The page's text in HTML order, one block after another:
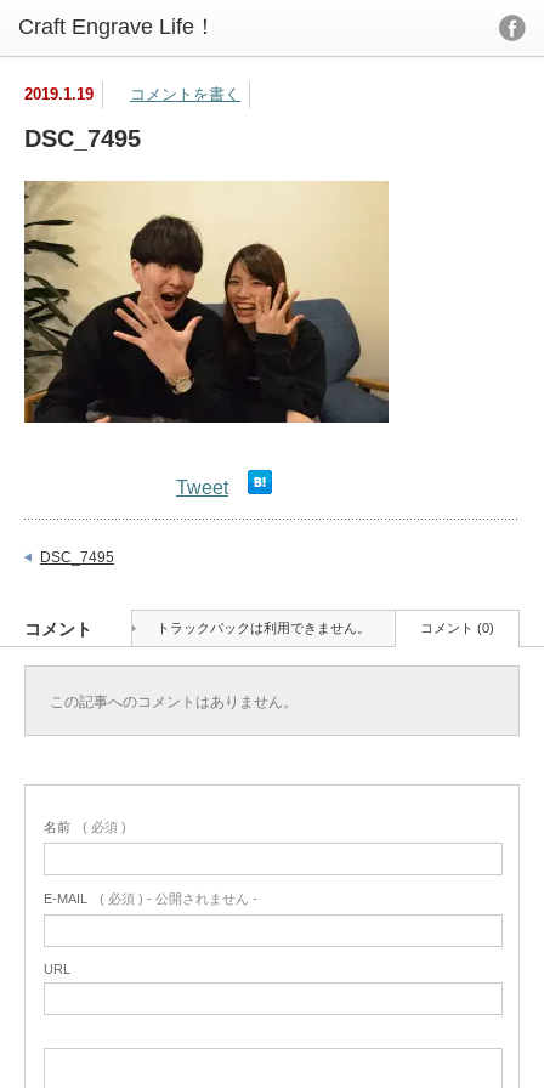
2019.1.19 コメントを書く
DSC_7495
Tweet
DSC_7495
コメント トラックバックは利用できません。 コメント (0)
この記事へのコメントはありません。
名前 ( 必須 )
E-MAIL ( 必須 ) - 公開されません -
URL